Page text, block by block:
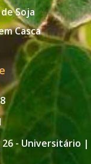
Soja
Casca
26 - Universitário |